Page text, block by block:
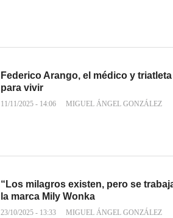
Federico Arango, el médico y
para vivir
11/11/2025 - 14:06 MIGUEL ÁNGEL GONZÁLEZ
“Los milagros existen, pero se
la marca Mily Wonka
23/10/2025 - 13:33 MIGUEL ÁNGEL GONZÁLEZ